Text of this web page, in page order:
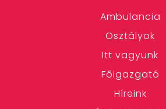
Ambulancia
Osztályok
Itt vagyunk
Főigazgató
Híreink